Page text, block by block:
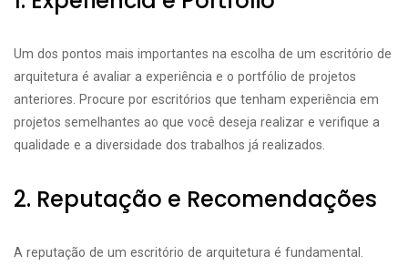
Um dos pontos mais importantes na escolha de um escritório de
arquitetura é avaliar a experiência e o portfólio de projetos
anteriores. Procure por escritórios que tenham experiência em
projetos semelhantes ao que você deseja realizar e verifique a
qualidade e a diversidade dos trabalhos já realizados.
2. Reputação e Recomendações
A reputação de um escritório de arquitetura é fundamental.